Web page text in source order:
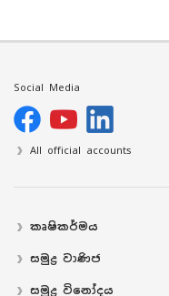
Social Media
All official accounts
කෘෂිකර්මය
සමුද්‍ර වාණිජ
සමුද්‍ර විනෝදය